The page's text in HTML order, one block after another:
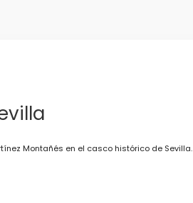
Montañés en el casco histórico de Sevilla.